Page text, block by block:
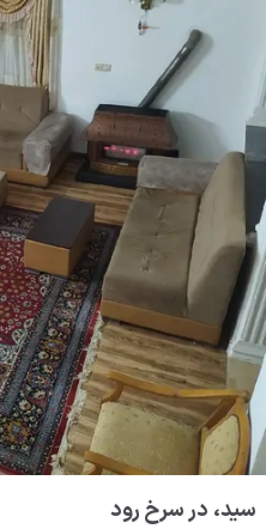
سید، در سرخ رود